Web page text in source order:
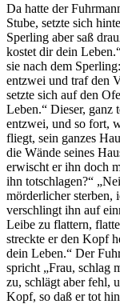
Da hatte der
Stube, setzte sich
Sperling aber saß
kostet dir dein
sie nach dem
entzwei und traf den
setzte sich auf den
Leben.“ Dieser, ganz
entzwei, und so fort,
fliegt, sein ganzes
die Wände seines
erwischt er ihn doch
ihn totschlagen?“
mörderlicher
verschlingt ihn auf
Leibe zu flattern,
streckte er den Kopf
dein Leben.“ Der
spricht „Frau, schlag
zu, schlägt aber fehl,
Kopf, so daß er tot